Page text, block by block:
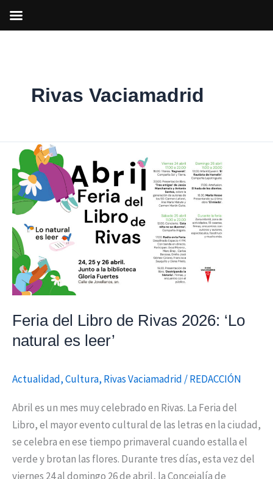
Rivas Vaciamadrid
Feria del Libro de Rivas 2026: ‘Lo
natural es leer’
Actualidad,Cultura, Rivas Vaciamadrid /REDACCIÓN
Abril es un mes muy celebrado en Rivas. La Feria del
Libro, el mayor evento cultural de las letras en la ciudad,
se celebra en ese tiempo primaveral cuando estalla el
verde y brotan las flores. Durante tres días, esta vez del
viernes 24 al domingo 26 de abril, la Concejalía de
Feria
del
Libro
de
Rivas
2026:
‘Lo
natural
es